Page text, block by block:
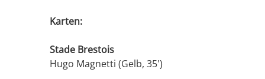
Karten:
Stade Brestois
Hugo Magnetti (Gelb, 35')